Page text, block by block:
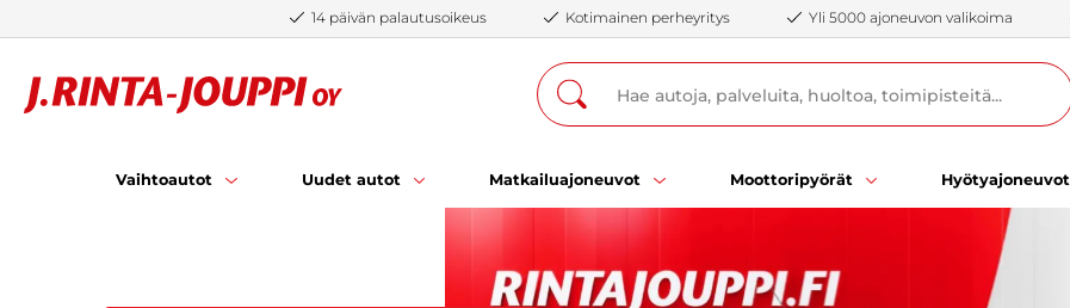
14 päivän palautusoikeus Kotimainen perheyritys Yli 5000 ajoneuvon valikoima
Vaihtoautot Uudet autot Matkailuajoneuvot Moottoripyörät Hyötyajoneuvot